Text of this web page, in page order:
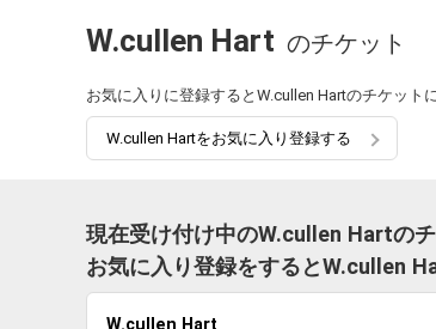
W.cullen Hart のチケット
お気に入りに登録するとW.cullen Hartのチケット
W.cullen Hartをお気に入り登録する
現在受け付け中のW.cullen Hartのチ
お気に入り登録をするとW.cullen
W.cullen Hart